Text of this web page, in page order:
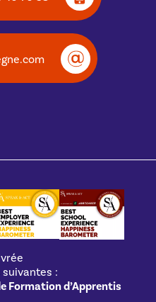
:
Formation d’Apprentis